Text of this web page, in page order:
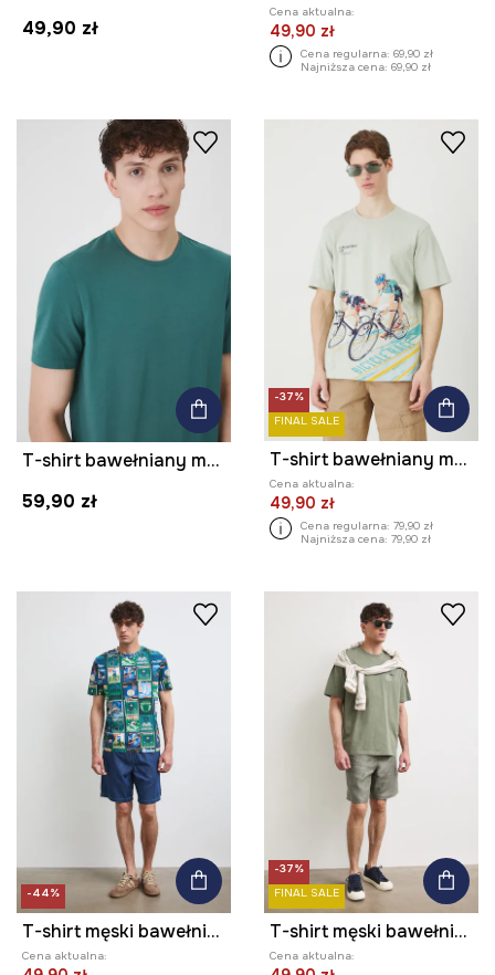
49,90 zł
Cena aktualna:
49,90 zł
Cena regularna: 69,90 zł
Najniższa cena: 69,90 zł
T-shirt bawełniany męski z domieszką elastanu gładki kolor zielony
59,90 zł
-37%
FINAL SALE
T-shirt bawełniany męski z nadrukiem kolor zielony
Cena aktualna:
49,90 zł
Cena regularna: 79,90 zł
Najniższa cena: 79,90 zł
-44%
T-shirt męski bawełniany z elastanem
Cena aktualna:
-37%
FINAL SALE
T-shirt męski bawełniany z nadrukiem
Cena aktualna: